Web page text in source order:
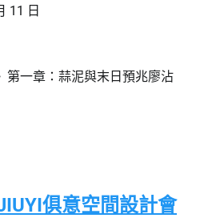
11 日
第一章：蒜泥與末日預兆廖沾
俱意空間設計會